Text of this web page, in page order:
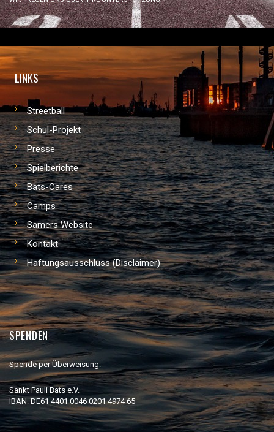
LINKS
Streetball
Schul-Projekt
Presse
Spielberichte
Bats-Cares
Camps
Samers Website
Kontakt
Haftungsausschluss (Disclaimer)
SPENDEN
Spende per Überweisung:
Sankt Pauli Bats e.V.
IBAN: DE61 4401 0046 0201 4974 65